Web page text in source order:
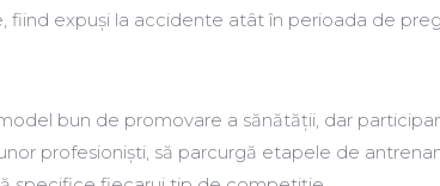
fiind expuși la accidente atât în perioada de
bun de promovare a sănătății, dar
profesioniști, să parcurgă etapele de